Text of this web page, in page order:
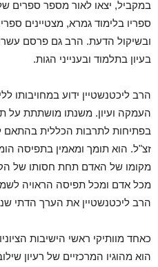
במקביל, יצאו לאור מספר ספרים
ספריו בלימוד גמרא, מצטיינים
ובשיקול הדעת. הרב גם פרסם
בעיון בתלמוד ובענייני הגות.
הרב ליכטנשטיין ידוע במחויבותו
העמקה ועיון. משנתו מושתתת על
בפתיחות לתרבות הכללית בהתאם
זצ"ל. הוא תומך ומאמין בתפיסה
מקומו של האדם תחת חסותו של
מכל אדם ומכל תפיסה הראויה
הרב ליכטנשטיין את הערך הדתי
כאחד מוותיקי ראשי הישיבות
הוא מהוגיו המרכזיים של רעיון